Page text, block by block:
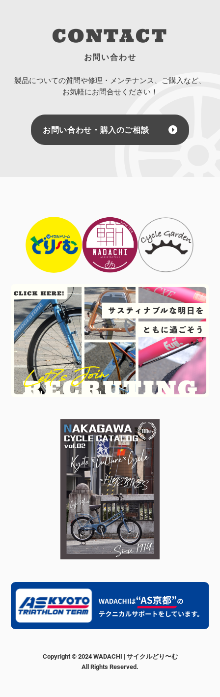
CONTACT
お問い合わせ
製品についての質問や修理・メンテナンス、ご購入など、
お気軽にお問合せください！
お問い合わせ・購入のご相談
Copyright © 2024 WADACHI | サイクルどり〜む
All Rights Reserved.